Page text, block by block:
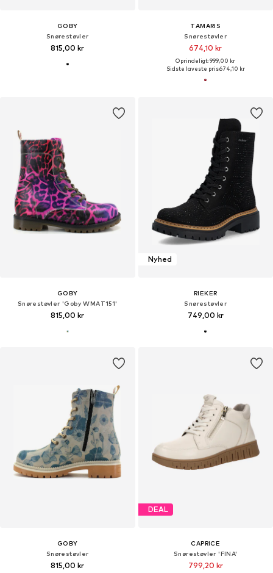
GOBY
Snørestøvler
815,00 kr
TAMARIS
Snørestøvler
674,10 kr
Oprindeligt: 999,00 kr
Sidste laveste pris:674,10 kr
GOBY
Snørestøvler 'Goby WMAT151'
815,00 kr
Nyhed
RIEKER
Snørestøvler
749,00 kr
GOBY
Snørestøvler
815,00 kr
DEAL
CAPRICE
Snørestøvler 'FINA'
799,20 kr